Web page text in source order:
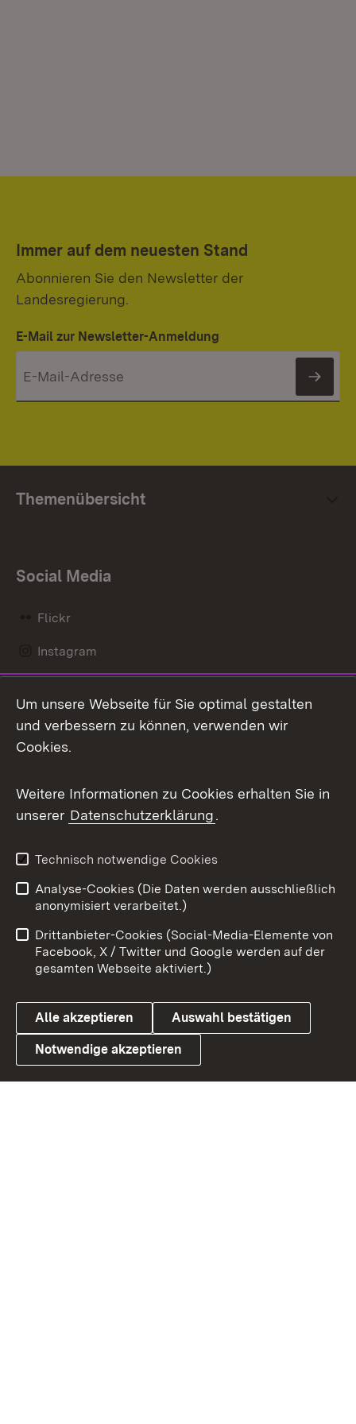
Immer auf dem neuesten Stand
Abonnieren Sie den Newsletter der
Landesregierung.
E-Mail zur Newsletter-Anmeldung
Themenübersicht
Social Media
Flickr
Instagram
Mastodon
Messenger
Social Wall
X / Twitter
Youtube
Link zum Landesportal
Benutzungshinweise
Barrierefreiheit
Datenschutz
Cookies
Um unsere Webseite für Sie optimal gestalten
und verbessern zu können, verwenden wir
Cookies.
Weitere Informationen zu Cookies erhalten Sie in
unserer Datenschutzerklärung.
Technisch notwendige Cookies
Analyse-Cookies (Die Daten werden ausschließlich
anonymisiert verarbeitet.)
Drittanbieter-Cookies (Social-Media-Elemente von
Facebook, X / Twitter und Google werden auf der
gesamten Webseite aktiviert.)
Alle akzeptieren Auswahl bestätigen
Notwendige akzeptieren